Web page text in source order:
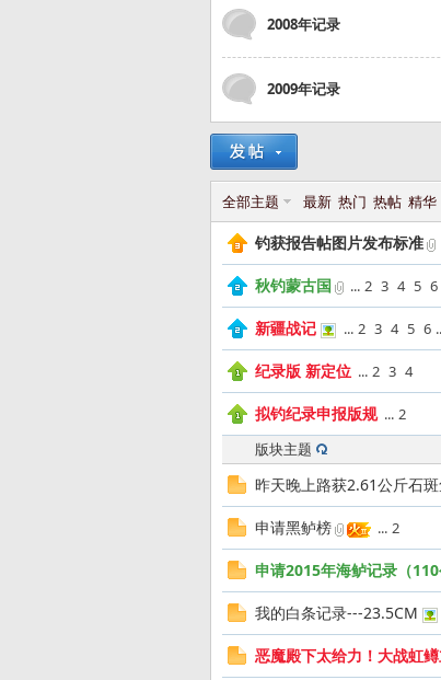
亚
烧
2008年记录
2009年记录
全部主题 最新 热门 热帖 精华
钓获报告帖图片发布标准
秋钓蒙古国 ... 2 3 4 5 6
新疆战记 ... 2 3 4 5 6 ..
纪录版 新定位 ... 2 3 4
拟钓纪录申报版规 ... 2
版块主题
昨天晚上路获2.61公斤石斑
申请黑鲈榜 ... 2
申请2015年海鲈记录（110
我的白条记录---23.5CM
恶魔殿下太给力！大战虹鳟